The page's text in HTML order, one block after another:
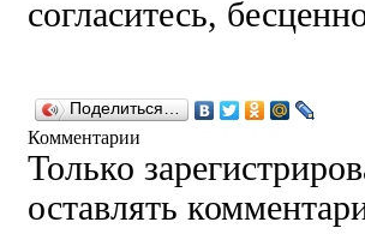
согласитесь,
Поделиться…
Комментарии
Только
оставлять